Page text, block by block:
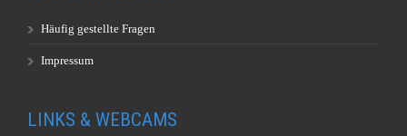
Häufig gestellte Fragen
Impressum
LINKS & WEBCAMS